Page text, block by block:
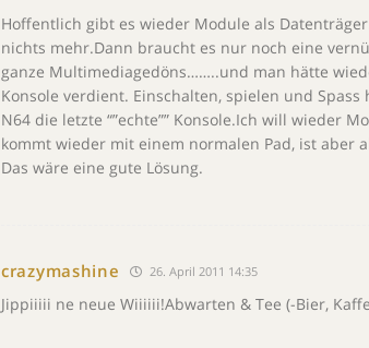
Hoffentlich gibt es wieder Module als
nichts mehr.Dann braucht es nur noch eine
ganze Multimediagedöns……..und man hätte
Konsole verdient. Einschalten, spielen und
N64 die letzte “”echte”” Konsole.Ich will wieder
kommt wieder mit einem normalen Pad, ist aber
Das wäre eine gute Lösung.
crazymashine 26. April 2011 14:35
Jippiiiii ne neue Wiiiiii!Abwarten & Tee (-Bier,